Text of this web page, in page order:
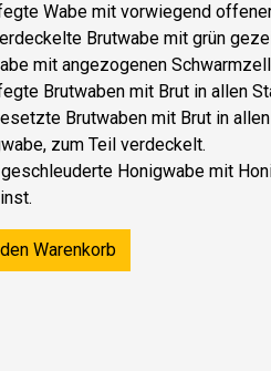
Wabe mit vorwiegend
Brutwabe mit grün
mit angezogenen
Brutwaben mit Brut in allen
Brutwaben mit Brut in
zum Teil verdeckelt.
Honigwabe mit
Warenkorb